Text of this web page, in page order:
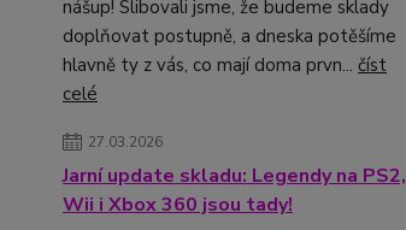
nášup! Slibovali jsme, že budeme sklady
doplňovat postupně, a dneska potěšíme
hlavně ty z vás, co mají doma prvn... číst
celé
27.03.2026
Jarní update skladu: Legendy na PS2,
Wii i Xbox 360 jsou tady!